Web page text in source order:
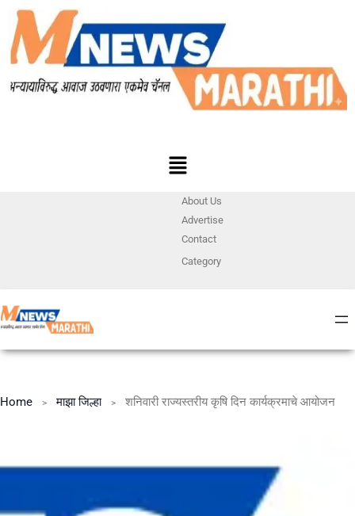
About Us
Advertise
Contact
Category
Home माझा जिल्हा शनिवारी राज्यस्तरीय कृषि दिन कार्यक्रमाचे आयोजन